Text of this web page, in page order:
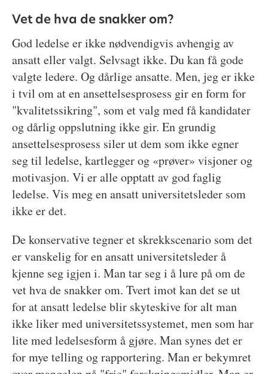
Vet de hva de snakker om?
God ledelse er ikke nødvendigvis avhengig av
ansatt eller valgt. Selvsagt ikke. Du kan få gode
valgte ledere. Og dårlige ansatte. Men, jeg er ikke
i tvil om at en ansettelsesprosess gir en form for
"kvalitetssikring", som et valg med få kandidater
og dårlig oppslutning ikke gir. En grundig
ansettelsesprosess siler ut dem som ikke egner
seg til ledelse, kartlegger og «prøver» visjoner og
motivasjon. Vi er alle opptatt av god faglig
ledelse. Vis meg en ansatt universitetsleder som
ikke er det.
De konservative tegner et skrekkscenario som det
er vanskelig for en ansatt universitetsleder å
kjenne seg igjen i. Man tar seg i å lure på om de
vet hva de snakker om. Tvert imot kan det se ut
for at ansatt ledelse blir skyteskive for alt man
ikke liker med universitetssystemet, men som har
lite med ledelsesform å gjøre. Man synes det er
for mye telling og rapportering. Man er bekymret